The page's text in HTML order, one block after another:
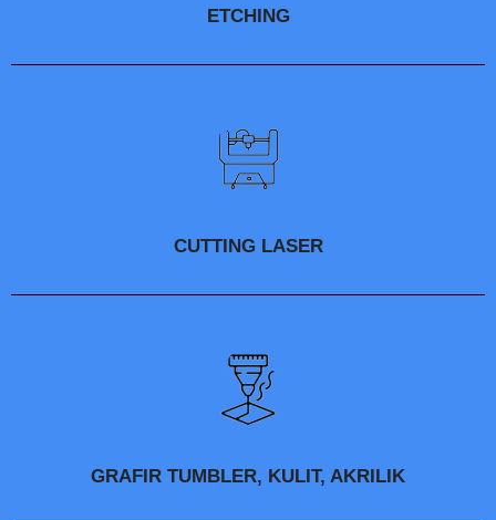
ETCHING
CUTTING LASER
GRAFIR TUMBLER, KULIT, AKRILIK